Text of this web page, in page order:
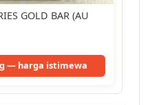
GOLD BAR (AU
— harga istimewa